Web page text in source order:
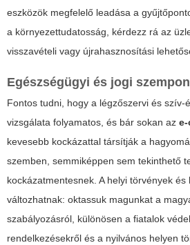
eszközök megfelelő leadása a
a környezettudatosság, kérdezz rá az
visszavételi vagy újrahasznosítási
Egészségügyi és jogi
Fontos tudni, hogy a légzőszervi és szív-
vizsgálata folyamatos, és bár sokan az
kevesebb kockázattal társítják a
szemben, semmiképpen sem tekinthető
kockázatmentesnek. A helyi törvények és
változhatnak: oktassuk magunkat a
szabályozásról, különösen a fiatalok
rendelkezésekről és a nyilvános helyen